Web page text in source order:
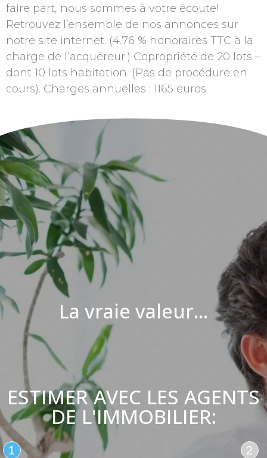
faire part, nous sommes à votre écoute!
Retrouvez l’ensemble de nos annonces sur
notre site internet. (4.76 % honoraires TTC à la
charge de l’acquéreur.) Copropriété de 20 lots –
dont 10 lots habitation. (Pas de procédure en
cours). Charges annuelles : 1165 euros.
La vraie valeur...
ESTIMER AVEC LES AGENTS
DE L'IMMOBILIER:
1 2